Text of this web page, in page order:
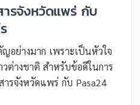
ารจังหวัดแพร่ กับ
อย่างมาก เพราะเป็นหัวใจ
ต่างชาติ สำหรับข้อดีในการ
ารจังหวัดแพร่ กับ Pasa24